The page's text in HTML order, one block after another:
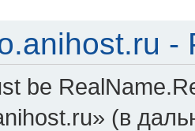
-
be
(в